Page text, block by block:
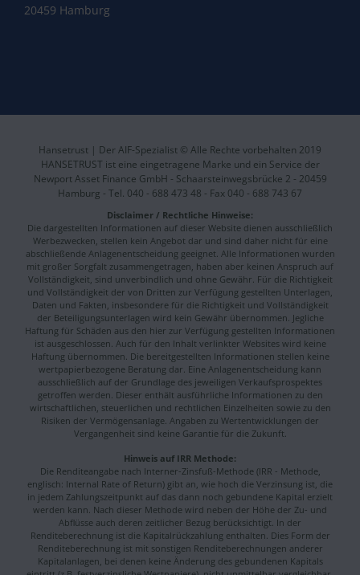
20459 Hamburg
Hansetrust | Der AIF-Spezialist © Alle Rechte vorbehalten 2019
HANSETRUST ist eine eingetragene Marke und ein Service der
Newport Asset Finance GmbH - Schaarsteinwegsbrücke 2 - 20459
Hamburg - Tel. 040 - 688 473 48 - Fax 040 - 688 743 67
Disclaimer / Rechtliche Hinweise:
Die dargestellten Informationen auf dieser Website dienen ausschließlich
Werbezwecken, stellen kein Angebot dar und sind daher nicht für eine
abschließende Anlagenentscheidung geeignet. Alle Informationen wurden
mit großer Sorgfalt zusammengetragen, haben aber keinen Anspruch auf
Vollständigkeit, sind unverbindlich und ohne Gewähr. Für die Richtigkeit
und Vollständigkeit der von Dritten zur Verfügung gestellten Unterlagen,
Daten und Fakten, insbesondere für die Richtigkeit und Vollständigkeit
der Beteiligungsunterlagen wird kein Gewähr übernommen. Jegliche
Haftung für Schäden aus den hier zur Verfügung gestellten Informationen
ist ausgeschlossen. Auch für den Inhalt verlinkter Websites wird keine
Haftung übernommen. Die bereitgestellten Informationen stellen keine
wertpapierbezogene Beratung dar. Eine Anlagenentscheidung kann
ausschließlich auf der Grundlage des jeweiligen Verkaufsprospektes
getroffen werden. Dieser enthält ausführliche Informationen zu den
wirtschaftlichen, steuerlichen und rechtlichen Einzelheiten sowie zu den
Risiken der Vermögensanlage. Angaben zu Wertentwicklungen der
Vergangenheit sind keine Garantie für die Zukunft.
Hinweis auf IRR Methode:
Die Renditeangabe nach Interner-Zinsfuß-Methode (IRR - Methode,
englisch: Internal Rate of Return) gibt an, wie hoch die Verzinsung ist, die
in jedem Zahlungszeitpunkt auf das dann noch gebundene Kapital erzielt
werden kann. Nach dieser Methode wird neben der Höhe der Zu- und
Abflüsse auch deren zeitlicher Bezug berücksichtigt. In der
Renditeberechnung ist die Kapitalrückzahlung enthalten. Dies Form der
Renditeberechnung ist mit sonstigen Renditeberechnungen anderer
Kapitalanlagen, bei denen keine Änderung des gebundenen Kapitals